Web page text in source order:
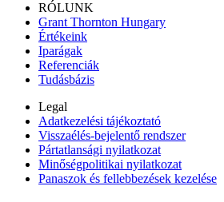
RÓLUNK
Grant Thornton Hungary
Értékeink
Iparágak
Referenciák
Tudásbázis
Legal
Adatkezelési tájékoztató
Visszaélés-bejelentő rendszer
Pártatlansági nyilatkozat
Minőségpolitikai nyilatkozat
Panaszok és fellebbezések kezelése